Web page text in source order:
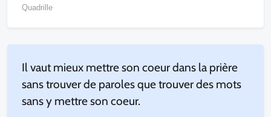
Quadrille
Il vaut mieux mettre son coeur dans la prière
sans trouver de paroles que trouver des mots
sans y mettre son coeur.